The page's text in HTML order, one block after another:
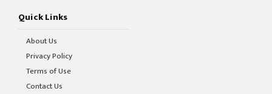
Quick Links
About Us
Privacy Policy
Terms of Use
Contact Us